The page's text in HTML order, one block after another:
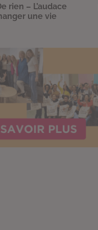
rien – L’audace
une vie